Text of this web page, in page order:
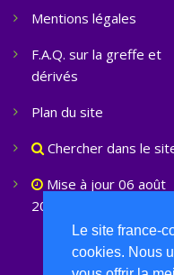
Le site france-
cookies. Nous
Mentions légales
F.A.Q. sur la greffe et
dérivés
Plan du site
Chercher dans le
Mise à jour 06 août
2026